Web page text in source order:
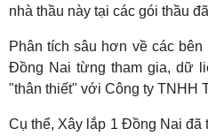
nhà thầu này tại các gói thầu
Phân tích sâu hơn về các
Đồng Nai từng tham gia, dữ
"thân thiết" với Công ty TNHH
Cụ thể, Xây lắp 1 Đồng Nai đã